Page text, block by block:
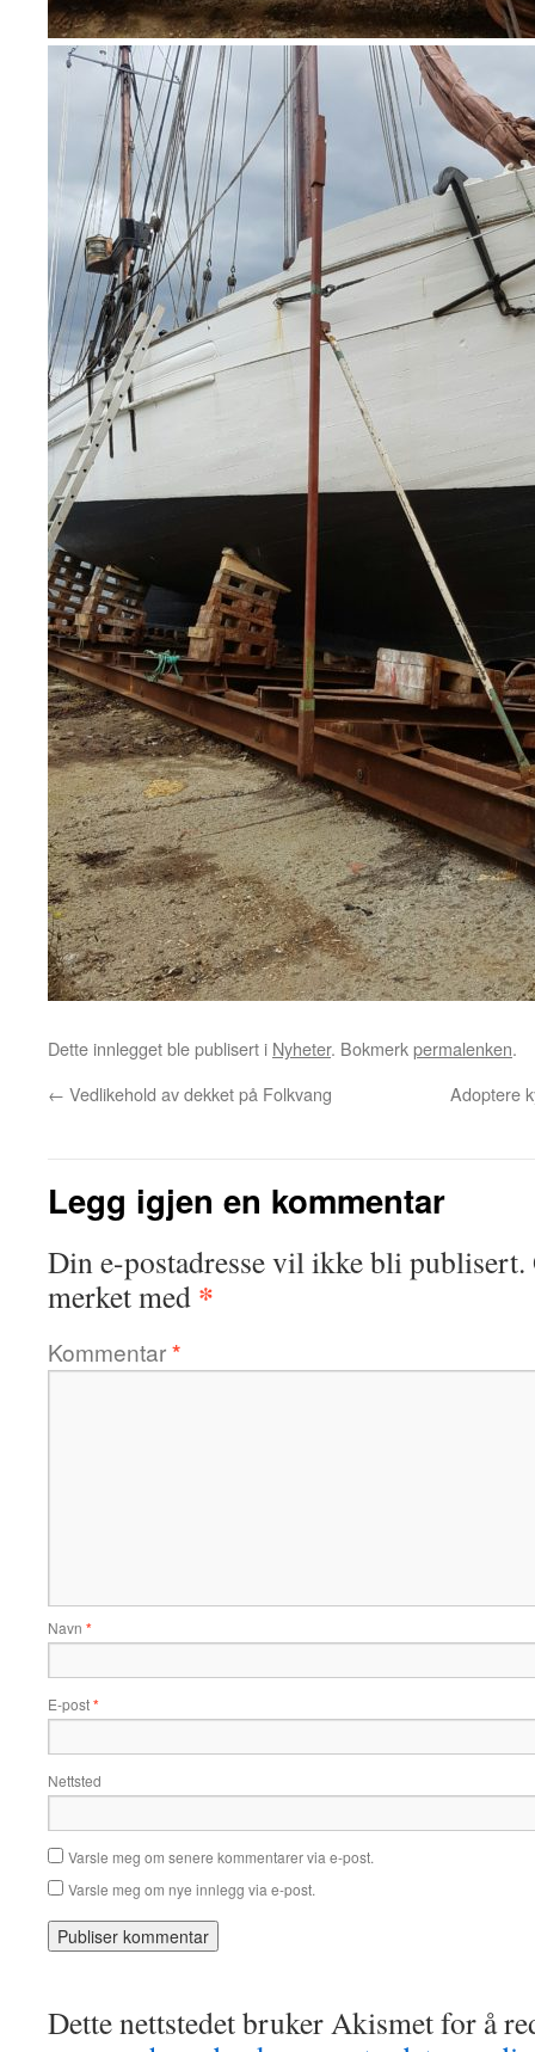
Dette innlegget ble publisert i Nyheter. Bokmerkpermalenken.
← Vedlikehold av dekket på Folkvang Adoptere
Legg igjen en kommentar
Din e-postadresse vil ikke bli publisert.
merket med *
Kommentar*
Navn *
E-post*
Nettsted
Varsle meg om senere kommentarer via e-post.
Varsle meg om nye innlegg via e-post.
Dette nettstedet bruker Akismet for å